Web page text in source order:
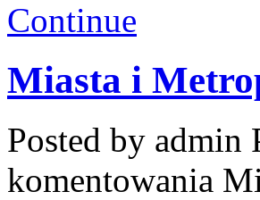
Continue
Miasta i
Posted by admin
komentowania